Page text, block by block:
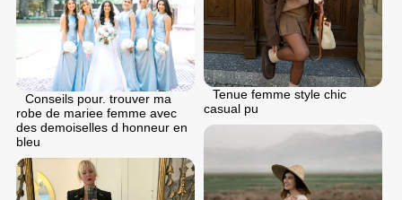
Tenue femme style chic
casual pu
Conseils pour. trouver ma
robe de mariee femme avec
des demoiselles d honneur en
bleu